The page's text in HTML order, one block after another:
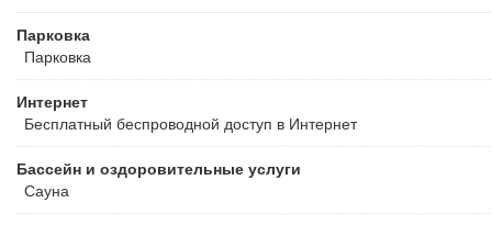
Парковка
Парковка
Интернет
Бесплатный беспроводной доступ в Интернет
Бассейн и оздоровительные услуги
Сауна